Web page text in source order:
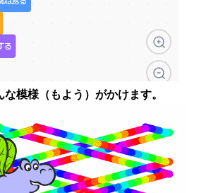
模様（もよう）がかけます。